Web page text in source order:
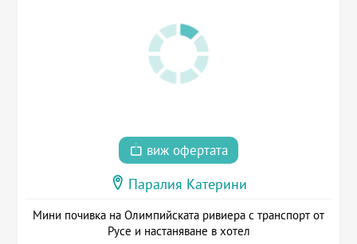
виж офертата
Паралия Катерини
Мини почивка на Олимпийската ривиера с транспорт от
Русе и настаняване в хотел